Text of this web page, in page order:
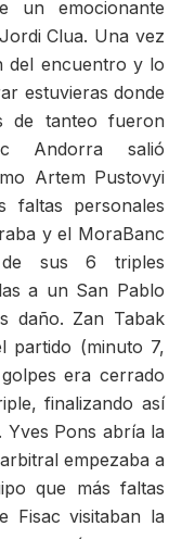
un emocionante
Clua. Una vez
del encuentro y lo
estuvieras donde
de tanteo fueron
Andorra salió
Artem Pustovyi
faltas personales
y el MoraBanc
sus 6 triples
a un San Pablo
daño. Zan Tabak
partido (minuto 7,
era cerrado
finalizando así
Pons abría la
empezaba a
que más faltas
Fisac visitaban la